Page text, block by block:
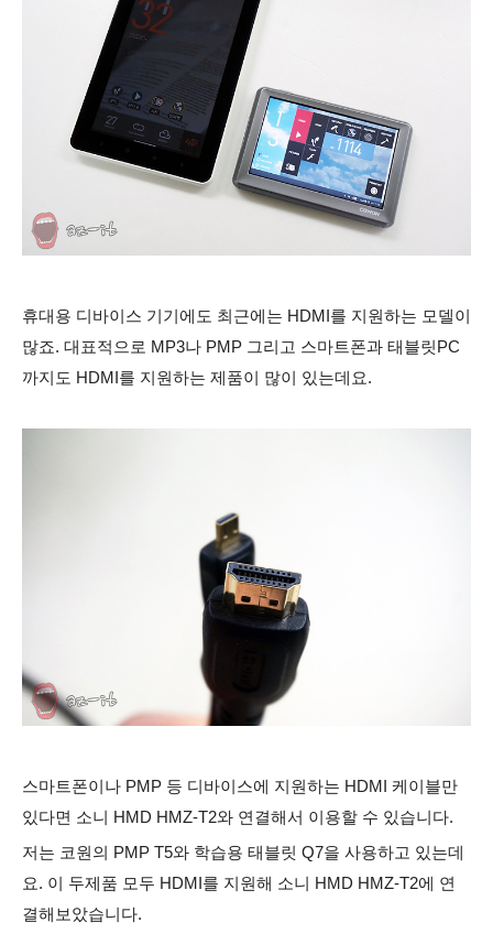
휴대용 디바이스 기기에도 최근에는 HDMI를 지원하는 모델이
많죠. 대표적으로 MP3나 PMP 그리고 스마트폰과 태블릿PC
까지도 HDMI를 지원하는 제품이 많이 있는데요.
스마트폰이나 PMP 등 디바이스에 지원하는 HDMI 케이블만
있다면 소니 HMD HMZ-T2와 연결해서 이용할 수 있습니다.
저는 코원의 PMP T5와 학습용 태블릿 Q7을 사용하고 있는데
요. 이 두제품 모두 HDMI를 지원해 소니 HMD HMZ-T2에 연
결해보았습니다.